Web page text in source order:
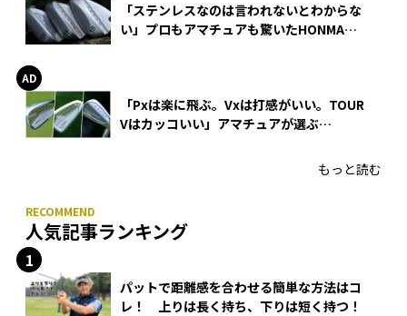
「ステンレスなのは言われないとわからな
い」プロもアマチュアも驚いたHONMA
「Pxは楽に飛ぶ。Vxは打感がいい。TOUR
Vはカッコいい」アマチュアが選ぶ
もっと読む
人気記事ランキング
パットで距離感を合わせる簡単な方法はコ
レ！ 上りは長く持ち、下りは短く持つ！